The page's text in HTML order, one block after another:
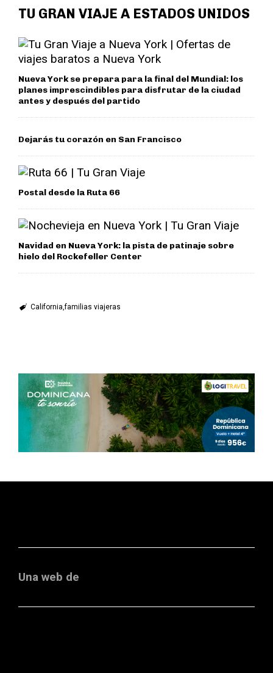
TU GRAN VIAJE A ESTADOS UNIDOS
Nueva York se prepara para la final del Mundial: los
planes imprescindibles para disfrutar de la ciudad
antes y después del partido
Dejarás tu corazón en San Francisco
Postal desde la Ruta 66
Navidad en Nueva York: la pista de patinaje sobre
hielo del Rockefeller Center
California familias viajeras
Una web de